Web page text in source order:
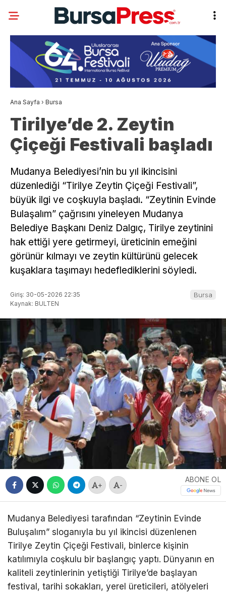
Ana Sayfa › Bursa
Tirilye’de 2. Zeytin
Çiçeği Festivali başladı
Mudanya Belediyesi’nin bu yıl ikincisini
düzenlediği “Tirilye Zeytin Çiçeği Festivali”,
büyük ilgi ve coşkuyla başladı. “Zeytinin Evinde
Bulaşalım” çağrısını yineleyen Mudanya
Belediye Başkanı Deniz Dalgıç, Tirilye zeytinini
hak ettiği yere getirmeyi, üreticinin emeğini
görünür kılmayı ve zeytin kültürünü gelecek
kuşaklara taşımayı hedeflediklerini söyledi.
Giriş: 30-05-2026 22:35
Kaynak: BULTEN
Bursa
+ -
ABONE OL
Mudanya Belediyesi tarafından “Zeytinin Evinde
Buluşalım” sloganıyla bu yıl ikincisi düzenlenen
Tirilye Zeytin Çiçeği Festivali, binlerce kişinin
katılımıyla coşkulu bir başlangıç yaptı. Dünyanın en
kaliteli zeytinlerinin yetiştiği Tirilye’de başlayan
festival, tarihi sokakları, yerel üreticileri, atölyeleri